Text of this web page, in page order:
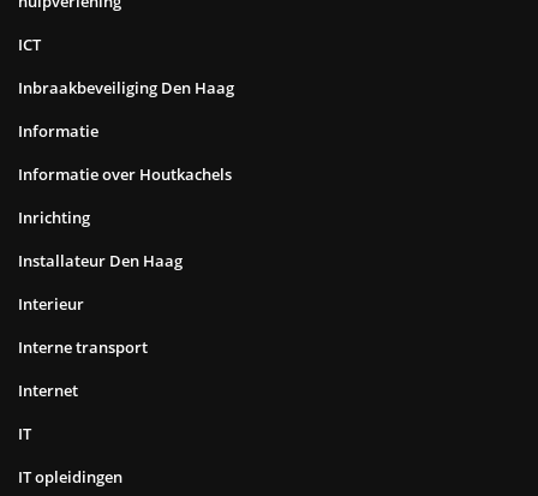
ICT
Inbraakbeveiliging Den Haag
Informatie
Informatie over Houtkachels
Inrichting
Installateur Den Haag
Interieur
Interne transport
Internet
IT
IT opleidingen